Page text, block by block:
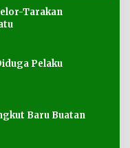
Tarakan
Pelaku
Baru Buatan